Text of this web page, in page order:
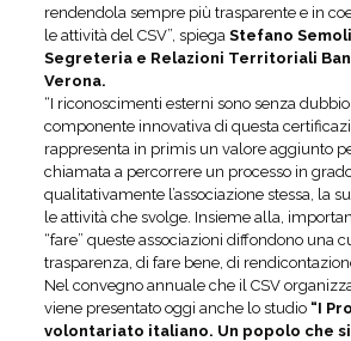
rendendola sempre più trasparente e in
le attività del CSV”, spiega Stefano
Segreteria e Relazioni Territoriali
Verona.
“I riconoscimenti esterni sono senza
componente innovativa di questa
rappresenta in primis un valore aggiunto
chiamata a percorrere un processo in
qualitativamente l’associazione stessa, la
le attività che svolge. Insieme alla,
“fare” queste associazioni diffondono una
trasparenza, di fare bene, di
Nel convegno annuale che il CSV
viene presentato oggi anche lo studio “I
volontariato italiano. Un popolo che